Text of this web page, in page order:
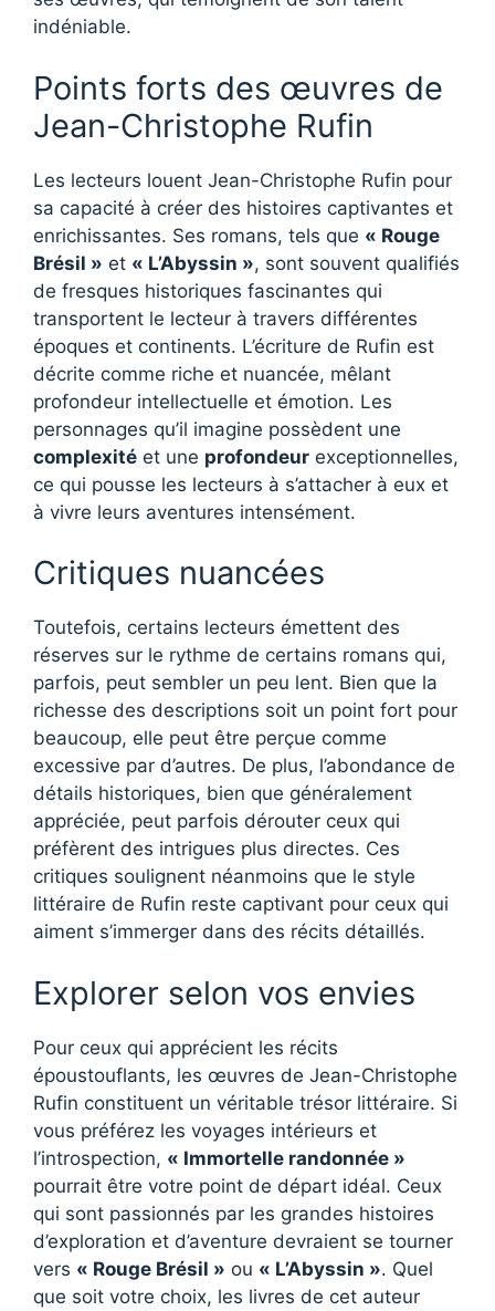
indéniable.
Points forts des œuvres de
Jean-Christophe Rufin
Les lecteurs louent Jean-Christophe Rufin pour
sa capacité à créer des histoires captivantes et
enrichissantes. Ses romans, tels que « Rouge
Brésil » et « L’Abyssin », sont souvent qualifiés
de fresques historiques fascinantes qui
transportent le lecteur à travers différentes
époques et continents. L’écriture de Rufin est
décrite comme riche et nuancée, mêlant
profondeur intellectuelle et émotion. Les
personnages qu’il imagine possèdent une
complexité et une profondeur exceptionnelles,
ce qui pousse les lecteurs à s’attacher à eux et
à vivre leurs aventures intensément.
Critiques nuancées
Toutefois, certains lecteurs émettent des
réserves sur le rythme de certains romans qui,
parfois, peut sembler un peu lent. Bien que la
richesse des descriptions soit un point fort pour
beaucoup, elle peut être perçue comme
excessive par d’autres. De plus, l’abondance de
détails historiques, bien que généralement
appréciée, peut parfois dérouter ceux qui
préfèrent des intrigues plus directes. Ces
critiques soulignent néanmoins que le style
littéraire de Rufin reste captivant pour ceux qui
aiment s’immerger dans des récits détaillés.
Explorer selon vos envies
Pour ceux qui apprécient les récits
époustouflants, les œuvres de Jean-Christophe
Rufin constituent un véritable trésor littéraire. Si
vous préférez les voyages intérieurs et
l’introspection, « Immortelle randonnée »
pourrait être votre point de départ idéal. Ceux
qui sont passionnés par les grandes histoires
d’exploration et d’aventure devraient se tourner
vers « Rouge Brésil » ou « L’Abyssin ». Quel
que soit votre choix, les livres de cet auteur